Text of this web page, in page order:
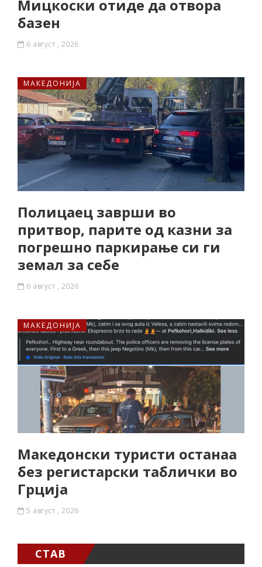
Мицкоски отиде да отвора
базен
6 август , 2026
МАКЕДОНИЈА
Полицаец заврши во
притвор, парите од казни за
погрешно паркирање си ги
земал за себе
6 август , 2026
МАКЕДОНИЈА
Македонски туристи останаа
без регистарски таблички во
Грција
5 август , 2026
СТАВ